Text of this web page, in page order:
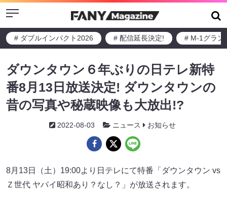
Menu
# ダブルインパクト2026 # 配信延長決定! # M-1グラン
ダウンタウン６年ぶりの日テレ新特
番8月13日放送決定! ダウンタウンの
昔の写真や秘蔵映像も大放出!?
2022-08-03 ニュース お知らせ
8月13日（土）19:00より日テレにて特番「ダウンタウン vs
Ｚ世代 ヤバイ昭和あり？なし？」が放送されます。